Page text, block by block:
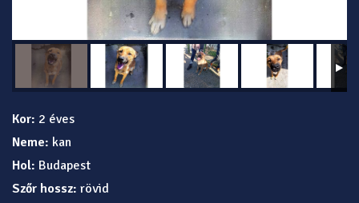
Kor: 2 éves
Neme: kan
Hol: Budapest
Szőr hossz: rövid